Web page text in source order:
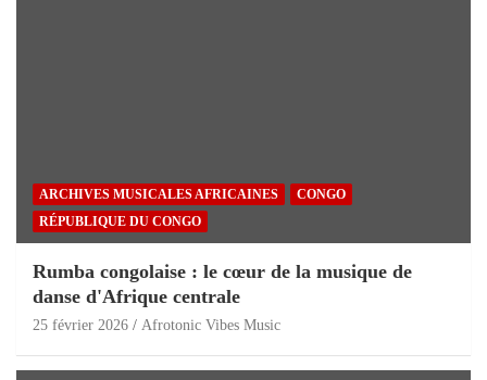
ARCHIVES MUSICALES AFRICAINES
CONGO
RÉPUBLIQUE DU CONGO
Rumba congolaise : le cœur de la musique de
danse d'Afrique centrale
25 février 2026 Afrotonic Vibes Music